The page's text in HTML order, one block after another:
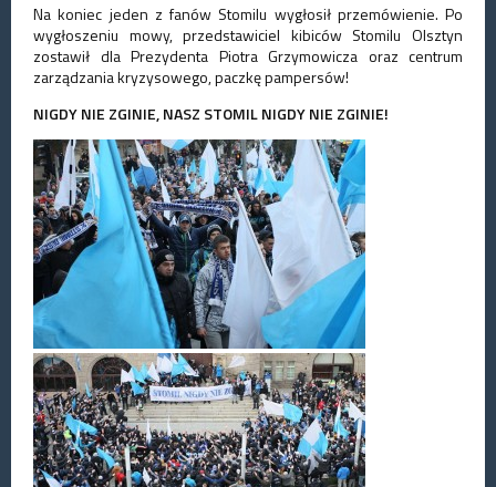
Na koniec jeden z fanów Stomilu wygłosił przemówienie. Po
wygłoszeniu mowy, przedstawiciel kibiców Stomilu Olsztyn
zostawił dla Prezydenta Piotra Grzymowicza oraz centrum
zarządzania kryzysowego, paczkę pampersów!
NIGDY NIE ZGINIE, NASZ STOMIL NIGDY NIE ZGINIE!